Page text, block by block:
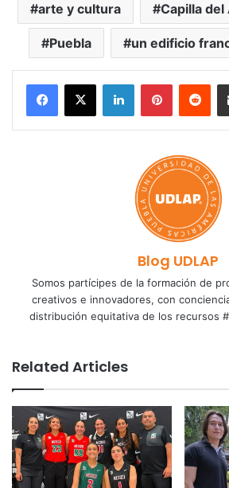
arte y cultura Capilla del
Puebla un edificio
LinkedInPinterest
Blog UDLAP
Somos partícipes de la formación de
creativos e innovadores, con
distribución equitativa de los recursos
Related Articles